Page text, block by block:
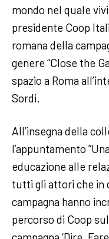
mondo nel quale
presidente Coop
romana della
genere “Close the
spazio a Roma
Sordi.
All’insegna della
l’appuntamento
educazione alle
tutti gli attori che in
campagna hanno
percorso di Coop